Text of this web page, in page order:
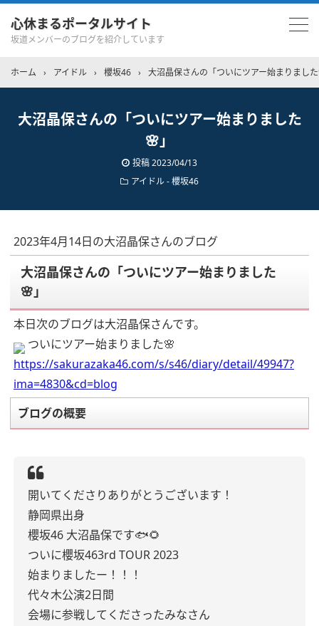
心休まるポータルサイト
坂道メンバーのブログを紹介しています
ホーム › アイドル › 櫻坂46 › 大沼晶保さんの「ついにツアー始まりまし
大沼晶保さんの「ついにツアー始まりました
🌸」
投稿2023/04/13
アイドル - 櫻坂46
2023年4月14日の大沼晶保さんのブログ
大沼晶保さんの「ついにツアー始まりました
🌸」
本日次のブログは大沼晶保さんです。
ついにツアー始まりました🌸
https://sakurazaka46.com/s/s46/diary/detail/49947?
ima=4830&cd=blog
ブログの概要
開いてくださりありがとうございます！
静岡県出身
櫻坂46 大沼晶保です🐟🌻
ついに櫻坂463rd TOUR 2023
始まりましたー！！！
代々木公演2日間
会場に参戦してくださったみなさん